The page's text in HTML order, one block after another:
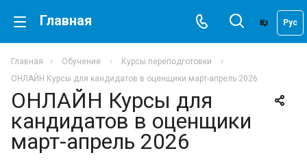
Главная Қаз Рус
Главная Обучение
Курсы переподготовки
ОНЛАЙН Курсы для кандидатов в оценщики март-апрель 2026
ОНЛАЙН Курсы для
кандидатов в оценщики
март-апрель 2026